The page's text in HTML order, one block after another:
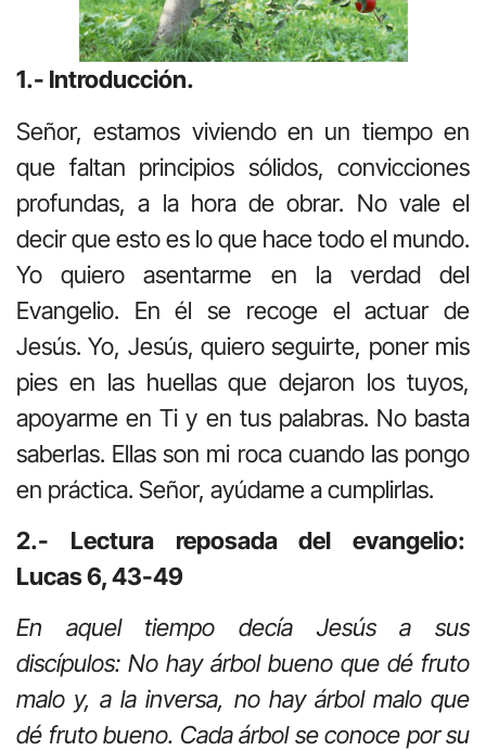
1.- Introducción.
Señor, estamos viviendo en un tiempo en
que faltan principios sólidos, convicciones
profundas, a la hora de obrar. No vale el
decir que esto es lo que hace todo el mundo.
Yo quiero asentarme en la verdad del
Evangelio. En él se recoge el actuar de
Jesús. Yo, Jesús, quiero seguirte, poner mis
pies en las huellas que dejaron los tuyos,
apoyarme en Ti y en tus palabras. No basta
saberlas. Ellas son mi roca cuando las pongo
en práctica. Señor, ayúdame a cumplirlas.
2.- Lectura reposada del evangelio:
Lucas 6, 43-49
En aquel tiempo decía Jesús a sus
discípulos: No hay árbol bueno que dé fruto
malo y, a la inversa, no hay árbol malo que
dé fruto bueno. Cada árbol se conoce por su